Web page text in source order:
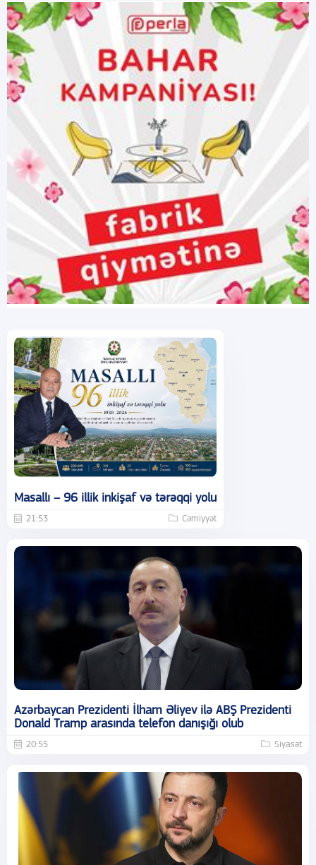
Masallı – 96 illik inkişaf və tərəqqi yolu
21:53 Cəmiyyət
Azərbaycan Prezidenti İlham Əliyev ilə ABŞ Prezidenti
Donald Tramp arasında telefon danışığı olub
20:55 Siyasət